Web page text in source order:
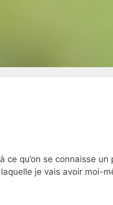
qu’on se connaisse un
je vais avoir moi-